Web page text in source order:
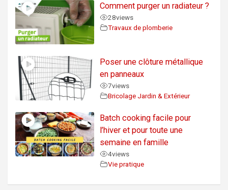
Comment purger un radiateur ?
28views
Travaux de plomberie
Poser une clôture métallique
en panneaux
7views
Bricolage Jardin & Extérieur
Batch cooking facile pour
l’hiver et pour toute une
semaine en famille
4views
Vie pratique